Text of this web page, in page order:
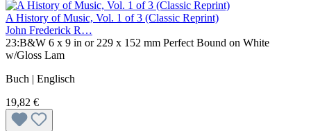
A History of Music, Vol. 1 of 3 (Classic Reprint)
John Frederick R…
23:B&W 6 x 9 in or 229 x 152 mm Perfect Bound on White
w/Gloss Lam
Buch | Englisch
19,82 €